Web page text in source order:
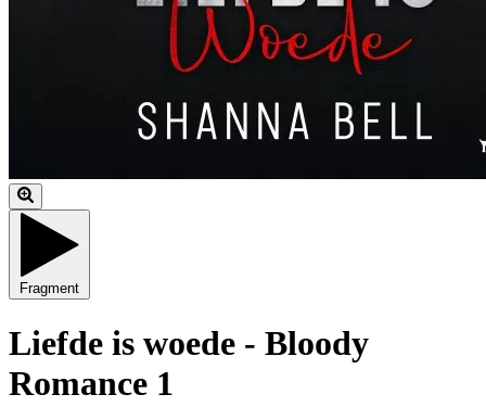
Fragment
Liefde is woede - Bloody
Romance 1